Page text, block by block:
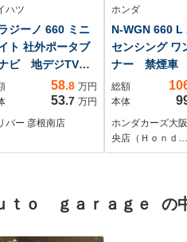
ハツ
ジーノ 660 ミニ
ト 社外ポータブ
ビ 地デジTV
MD AM
モモステ
電格ミラー
バイザー 純正
書
58.8 万円
53.7 万円
バー 彦根南店
ホンダ
N-WGN 660 L
センシング ワ
ナー 禁煙車
チ純正ナビ
カメラ ETC
プティブクル
ントロール シ
ヒーター 障
力端子 衝突
総額
本体
ホンダカーズ大
央店（Ｈｏｎｄ…
ｔｏ ｇａｒａｇｅ の